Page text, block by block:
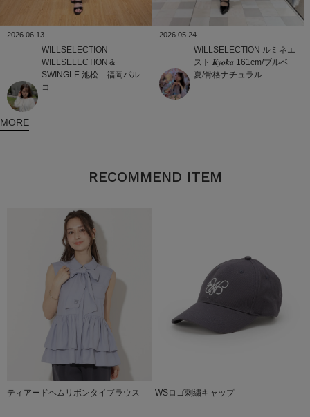
2026.06.13
WILLSELECTION
WILLSELECTION＆
SWINGLE 池松 福岡パル
コ
2026.05.24
WILLSELECTION ルミネエ
スト 𝑲𝒚𝒐𝒌𝒂 161cm/ブルベ
夏/骨格ナチュラル
MORE
RECOMMEND ITEM
ティアードヘムリボンタイブラウス WSロゴ刺繍キャップ